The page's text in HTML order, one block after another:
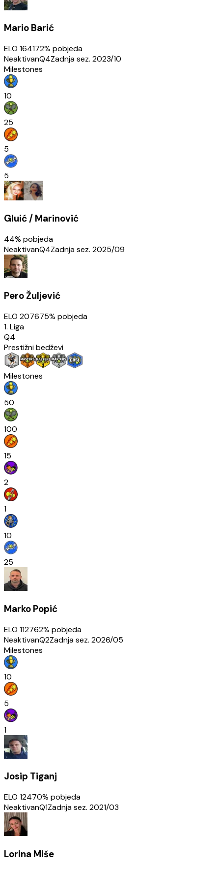
Mario Barić
ELO 164172% pobjeda
NeaktivanQ4Zadnja sez. 2023/10
Milestones
10
25
5
5
Gluić / Marinović
44% pobjeda
NeaktivanQ4Zadnja sez. 2025/09
Pero Žuljević
ELO 207675% pobjeda
1. Liga
Q4
Prestižni bedževi
Milestones
50
100
15
2
1
10
25
Marko Popić
ELO 112762% pobjeda
NeaktivanQ2Zadnja sez. 2026/05
Milestones
10
5
1
Josip Tiganj
ELO 12470% pobjeda
NeaktivanQ1Zadnja sez. 2021/03
Lorina Miše